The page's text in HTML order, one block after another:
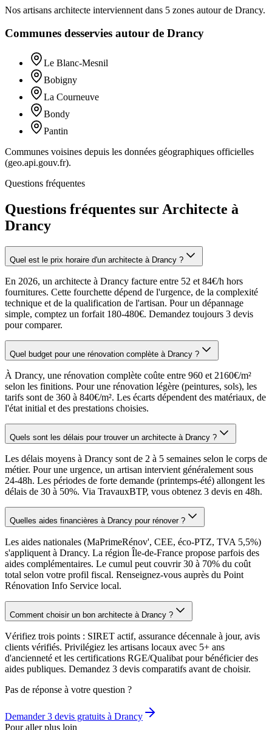
Nos artisans architecte interviennent dans 5 zones autour de Drancy.
Communes desservies autour de Drancy
Le Blanc-Mesnil
Bobigny
La Courneuve
Bondy
Pantin
Communes voisines depuis les données géographiques officielles
(geo.api.gouv.fr).
Questions fréquentes
Questions fréquentes sur Architecte à
Drancy
Quel est le prix horaire d'un architecte à Drancy ?
En 2026, un architecte à Drancy facture entre 52 et 84€/h hors
fournitures. Cette fourchette dépend de l'urgence, de la complexité
technique et de la qualification de l'artisan. Pour un dépannage
simple, comptez un forfait 180-480€. Demandez toujours 3 devis
pour comparer.
Quel budget pour une rénovation complète à Drancy ?
À Drancy, une rénovation complète coûte entre 960 et 2160€/m²
selon les finitions. Pour une rénovation légère (peintures, sols), les
tarifs sont de 360 à 840€/m². Les écarts dépendent des matériaux, de
l'état initial et des prestations choisies.
Quels sont les délais pour trouver un architecte à Drancy ?
Les délais moyens à Drancy sont de 2 à 5 semaines selon le corps de
métier. Pour une urgence, un artisan intervient généralement sous
24-48h. Les périodes de forte demande (printemps-été) allongent les
délais de 30 à 50%. Via TravauxBTP, vous obtenez 3 devis en 48h.
Quelles aides financières à Drancy pour rénover ?
Les aides nationales (MaPrimeRénov', CEE, éco-PTZ, TVA 5,5%)
s'appliquent à Drancy. La région Île-de-France propose parfois des
aides complémentaires. Le cumul peut couvrir 30 à 70% du coût
total selon votre profil fiscal. Renseignez-vous auprès du Point
Rénovation Info Service local.
Comment choisir un bon architecte à Drancy ?
Vérifiez trois points : SIRET actif, assurance décennale à jour, avis
clients vérifiés. Privilégiez les artisans locaux avec 5+ ans
d'ancienneté et les certifications RGE/Qualibat pour bénéficier des
aides publiques. Demandez 3 devis comparatifs avant de choisir.
Pas de réponse à votre question ?
Demander 3 devis gratuits à Drancy
Pour aller plus loin